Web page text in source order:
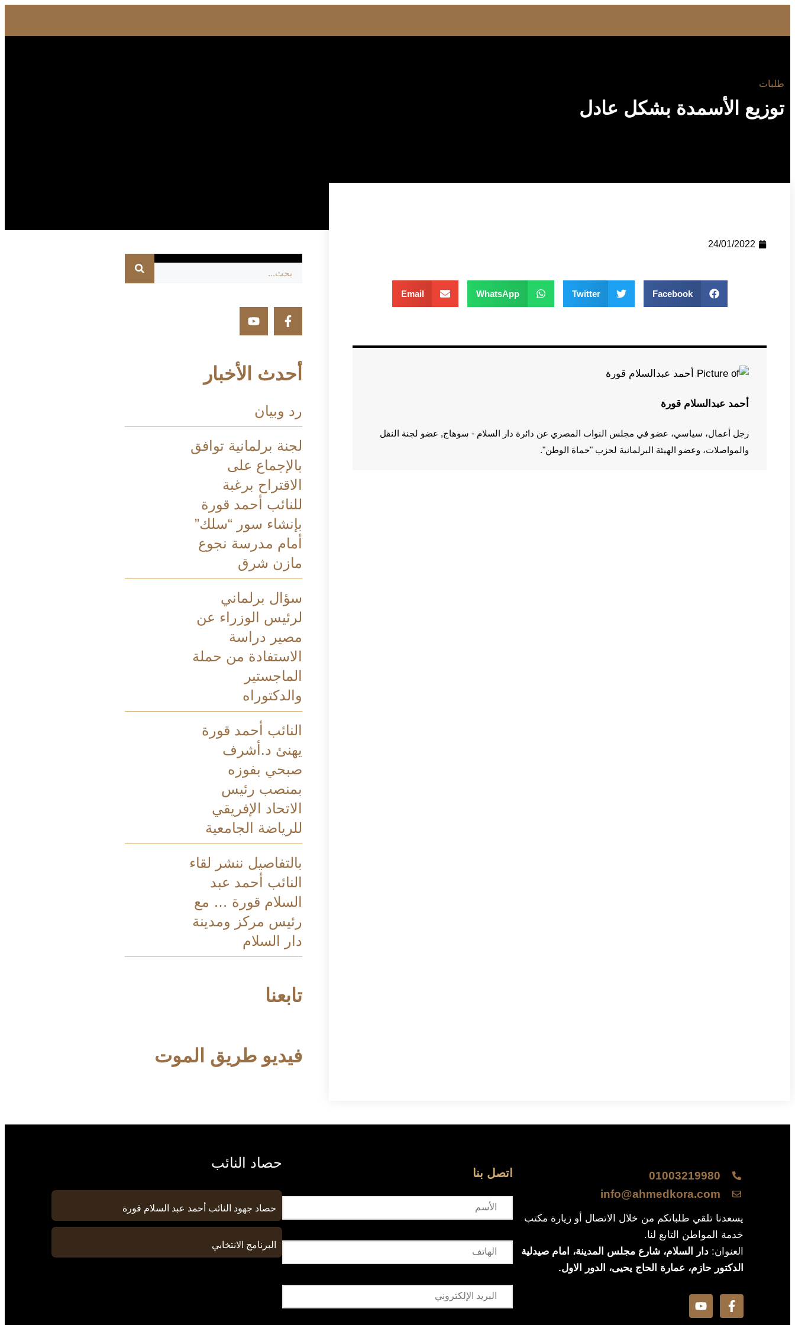
طلبات
توزيع الأسمدة بشكل عادل
24/01/2022
Facebook
Twitter
WhatsApp
Email
أحمد عبدالسلام قورة
رجل أعمال، سياسي، عضو في مجلس النواب المصري عن دائرة دار السلام - سوهاج, عضو لجنة النقل
والمواصلات، وعضو الهيئة البرلمانية لحزب "حماة الوطن".
أحدث الأخبار
رد وبيان
لجنة برلمانية توافق
بالإجماع على
الاقتراح برغبة
للنائب أحمد قورة
بإنشاء سور “سلك”
أمام مدرسة نجوع
مازن شرق
سؤال برلماني
لرئيس الوزراء عن
مصير دراسة
الاستفادة من حملة
الماجستير
والدكتوراه
النائب أحمد قورة
يهنئ د.أشرف
صبحي بفوزه
بمنصب رئيس
الاتحاد الإفريقي
للرياضة الجامعية
بالتفاصيل ننشر لقاء
النائب أحمد عبد
السلام قورة … مع
رئيس مركز ومدينة
دار السلام
تابعنا
فيديو طريق الموت
01003219980
info@ahmedkora.com
يسعدنا تلقي طلباتكم من خلال الاتصال أو زيارة مكتب
خدمة المواطن التابع لنا.
العنوان: دار السلام، شارع مجلس المدينة، امام صيدلية
الدكتور حازم، عمارة الحاج يحيى، الدور الاول.
اتصل بنا
حصاد النائب
حصاد جهود النائب أحمد عبد السلام قورة
البرنامج الانتخابي